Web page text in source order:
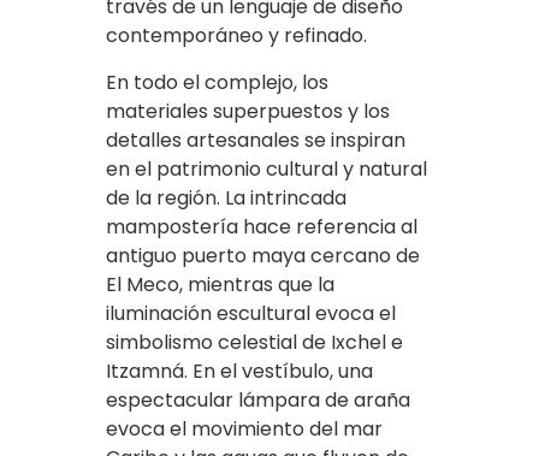
través de un lenguaje de diseño
contemporáneo y refinado.
En todo el complejo, los
materiales superpuestos y los
detalles artesanales se inspiran
en el patrimonio cultural y natural
de la región. La intrincada
mampostería hace referencia al
antiguo puerto maya cercano de
El Meco, mientras que la
iluminación escultural evoca el
simbolismo celestial de Ixchel e
Itzamná. En el vestíbulo, una
espectacular lámpara de araña
evoca el movimiento del mar